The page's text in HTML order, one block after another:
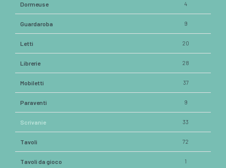
Dormeuse 4
Guardaroba 9
Letti 20
Librerie 28
Mobiletti 37
Paraventi 9
Scrivanie 33
Tavoli 72
Tavoli da gioco 1